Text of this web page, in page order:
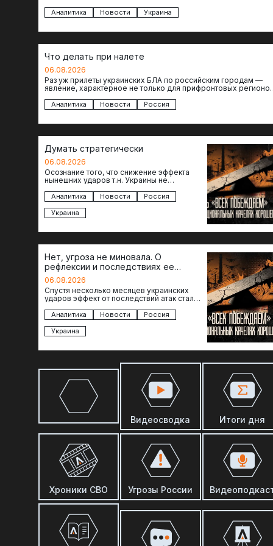
Аналитика Новости Украина
Что делать при налете
06.08.2026
Раз уж прилеты украинских БЛА по российским городам —
явление, характерное не только для прифронтовых
Аналитика Новости Россия
Думать стратегически
06.08.2026
Осознание того, что снижение эффекта
нынешних ударов т.н. Украины не
— повод задаться вопросом: что делать…
Аналитика Новости
Россия
Украина
Нет, угроза не миновала. О
рефлексии и последствиях ее
отсутствия
06.08.2026
Спустя несколько месяцев украинских
ударов эффект от последствий атак стал
коллапса розничной торговли не…
Аналитика Новости
Россия
Украина
Видеосводка Итоги дня
Хроники СВО Угрозы России